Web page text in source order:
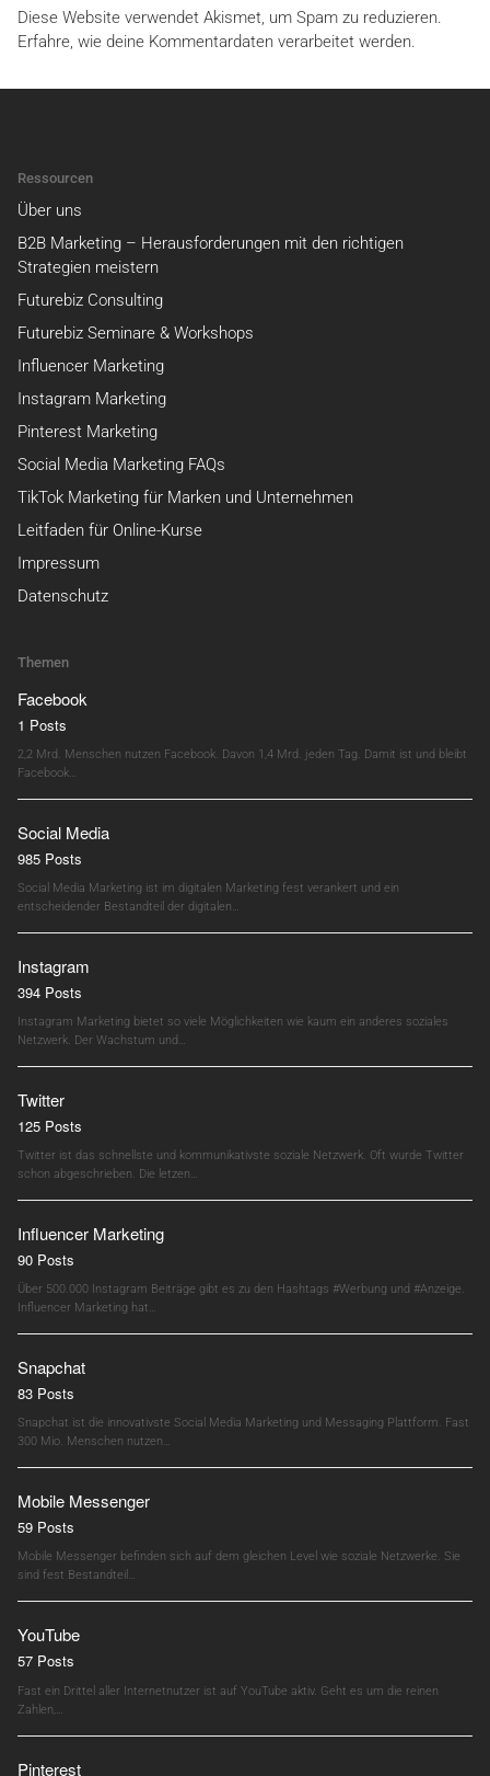
Diese Website verwendet Akismet, um Spam zu reduzieren.
Erfahre, wie deine Kommentardaten verarbeitet werden.
Ressourcen
Über uns
B2B Marketing – Herausforderungen mit den richtigen
Strategien meistern
Futurebiz Consulting
Futurebiz Seminare & Workshops
Influencer Marketing
Instagram Marketing
Pinterest Marketing
Social Media Marketing FAQs
TikTok Marketing für Marken und Unternehmen
Leitfaden für Online-Kurse
Impressum
Datenschutz
Themen
Facebook
1 Posts
2,2 Mrd. Menschen nutzen Facebook. Davon 1,4 Mrd. jeden Tag. Damit ist und bleibt
Facebook…
Social Media
985 Posts
Social Media Marketing ist im digitalen Marketing fest verankert und ein
entscheidender Bestandteil der digitalen…
Instagram
394 Posts
Instagram Marketing bietet so viele Möglichkeiten wie kaum ein anderes soziales
Netzwerk. Der Wachstum und…
Twitter
125 Posts
Twitter ist das schnellste und kommunikativste soziale Netzwerk. Oft wurde Twitter
schon abgeschrieben. Die letzen…
Influencer Marketing
90 Posts
Über 500.000 Instagram Beiträge gibt es zu den Hashtags #Werbung und #Anzeige.
Influencer Marketing hat…
Snapchat
83 Posts
Snapchat ist die innovativste Social Media Marketing und Messaging Plattform. Fast
300 Mio. Menschen nutzen…
Mobile Messenger
59 Posts
Mobile Messenger befinden sich auf dem gleichen Level wie soziale Netzwerke. Sie
sind fest Bestandteil…
YouTube
57 Posts
Fast ein Drittel aller Internetnutzer ist auf YouTube aktiv. Geht es um die reinen
Zahlen,…
Pinterest